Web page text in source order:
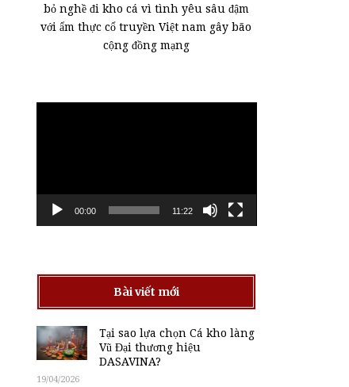
bỏ nghề đi kho cá vì tình yêu sâu đậm
với ẩm thực cổ truyền Việt nam gây bão
cộng đồng mạng
00:00 11:22
Bài viết mới
Tại sao lựa chọn Cá kho làng
Vũ Đại thương hiệu
DASAVINA?
19/04/2026